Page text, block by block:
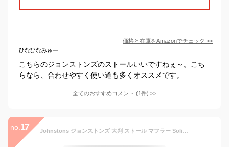
価格と在庫をAmazonでチェック >>
ひなひなみゅー
こちらのジョンストンズのストールいいですねぇ～。こち
らなら、合わせやすく使い道も多くオススメです。
全てのおすすめコメント (1件) >
no. 17 Johnstons ジョンストンズ 大判 ストール マフラー Solid Stole WA000056 ソリッドストール カシミア 100％ メンズ レディース 【送料無料（※北海道・沖縄は配送不可）】